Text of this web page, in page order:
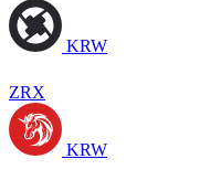
KRW
ZRX
KRW